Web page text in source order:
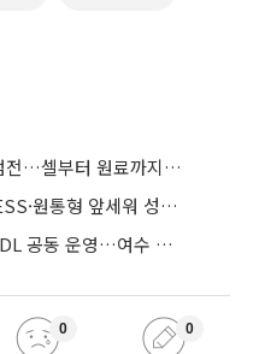
K배터리, 북미·유럽 공급망 선점전…셀부터 원료까지 현지화
LG엔솔, 2개 분기 만에 흑자…ESS·원통형 앞세워 성장 가속
NCC 139만t 줄이고 롯데·한화·DL 공동 운영…여수 1호 본궤도
0 0